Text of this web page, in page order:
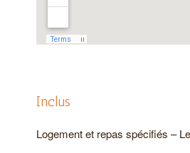
Inclus
Logement et repas spécifiés –